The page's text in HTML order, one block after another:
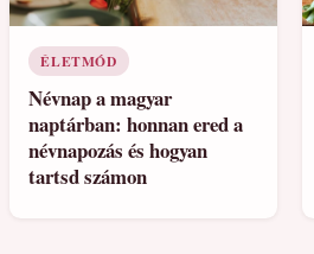
ÉLETMÓD
Névnap a magyar
naptárban: honnan ered a
névnapozás és hogyan
tartsd számon